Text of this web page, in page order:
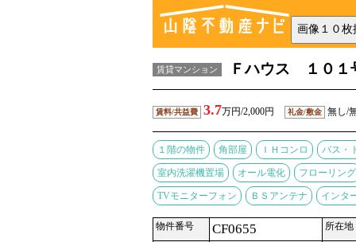
賃貸マンション Ｆハウス １０１
賃料/共益費 3.7万円/2,000円 礼金/敷金 無し/
１階の物件 角部屋 ＩＨコンロ バス・
室内洗濯機置場 オール電化 フローリング
TVモニターフォン ＢＳアンテナ インタ
物件番号 CF0655 所在地